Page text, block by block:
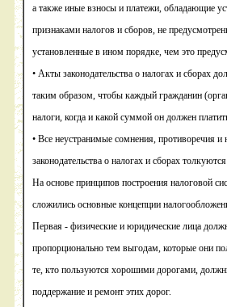
а также иные взносы и платежи, обладающие
признаками налогов и сборов, не
установленные в ином порядке, чем это
• Акты законодательства о налогах и сборах
таким образом, чтобы каждый гражданин
налоги, когда и какой суммой он должен
• Все неустранимые сомнения, противоречия и
законодательства о налогах и сборах
На основе принципов построения налоговой
сложились основные концепции
Первая - физические и юридические лица
пропорционально тем выгодам, которые они
те, кто пользуются хорошими дорогами,
поддержание и ремонт этих дорог.